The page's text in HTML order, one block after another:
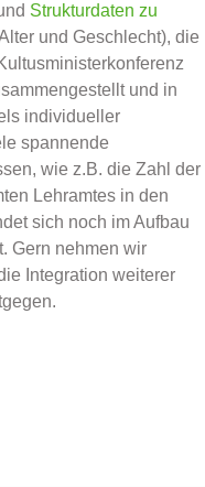
Strukturdaten zu
und Geschlecht), die
und in
individueller
spannende
wie z.B. die Zahl der
Lehramtes in den
sich noch im Aufbau
Gern nehmen wir
Integration weiterer